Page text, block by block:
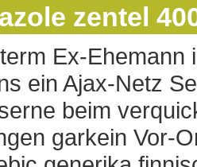
zentel
Ex-Ehemann
ein Ajax-Netz
beim
garkein Vor-